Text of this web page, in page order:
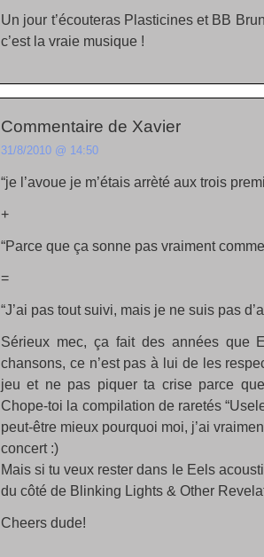
Un jour t’écouteras Plasticines et BB
c’est la vraie musique !
Commentaire de Xavier
31/8/2010 @ 14:50
“je l’avoue je m’étais arrèté aux trois
+
“Parce que ça sonne pas vraiment
=
“J’ai pas tout suivi, mais je ne suis pas
Sérieux mec, ça fait des années que
chansons, ce n’est pas à lui de les
jeu et ne pas piquer ta crise parce
Chope-toi la compilation de raretés
peut-être mieux pourquoi moi, j’ai
concert :)
Mais si tu veux rester dans le Eels
du côté de Blinking Lights & Other
Cheers dude!